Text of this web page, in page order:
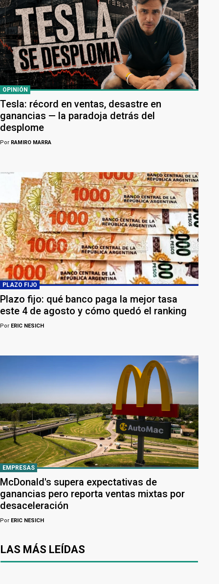
OPINIÓN
Tesla: récord en ventas, desastre en
ganancias — la paradoja detrás del
desplome
Por RAMIRO MARRA
PLAZO FIJO
Plazo fijo: qué banco paga la mejor tasa
este 4 de agosto y cómo quedó el ranking
Por ERIC NESICH
EMPRESAS
McDonald's supera expectativas de
ganancias pero reporta ventas mixtas por
desaceleración
Por ERIC NESICH
LAS MÁS LEÍDAS